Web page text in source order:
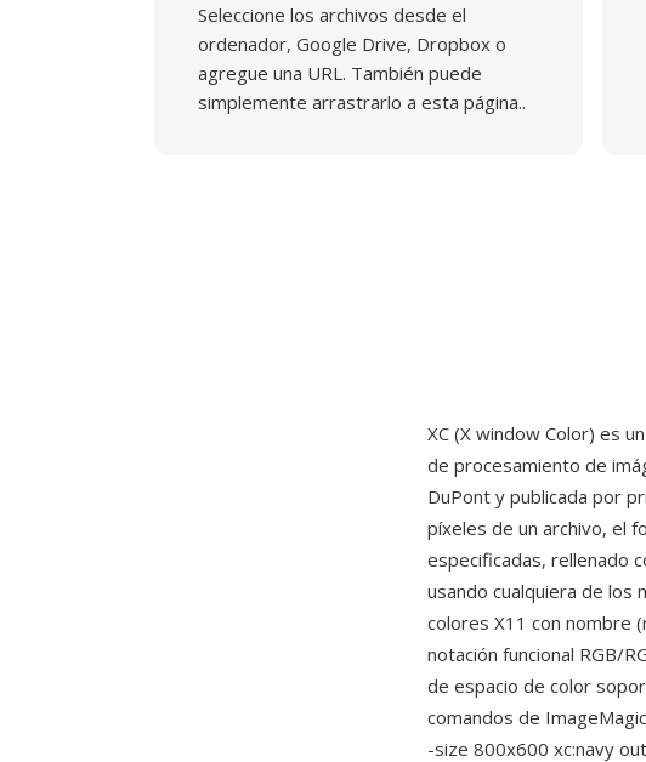
Seleccione los archivos desde el
ordenador, Google Drive, Dropbox o
agregue una URL. También puede
simplemente arrastrarlo a esta página..
XC (X window Color) es
de procesamiento de
DuPont y publicada por
píxeles de un archivo, el
especificadas, rellenado
usando cualquiera de los
colores X11 con nombre
notación funcional RGB/
de espacio de color
comandos de
-size 800x600 xc:navy